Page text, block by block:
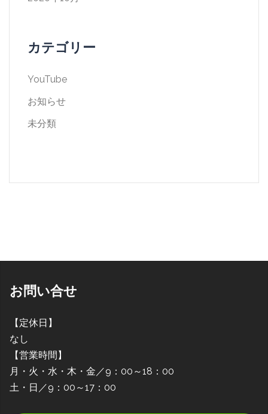
カテゴリー
YouTube
お知らせ
未分類
お問い合せ
【定休日】
なし
【営業時間】
月・火・水・木・金／9：00～18：00
土・日／9：00～17：00